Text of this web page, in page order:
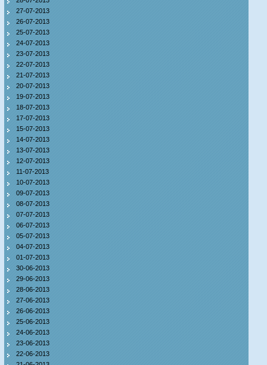
27-07-2013
26-07-2013
25-07-2013
24-07-2013
23-07-2013
22-07-2013
21-07-2013
20-07-2013
19-07-2013
18-07-2013
17-07-2013
15-07-2013
14-07-2013
13-07-2013
12-07-2013
11-07-2013
10-07-2013
09-07-2013
08-07-2013
07-07-2013
06-07-2013
05-07-2013
04-07-2013
01-07-2013
30-06-2013
29-06-2013
28-06-2013
27-06-2013
26-06-2013
25-06-2013
24-06-2013
23-06-2013
22-06-2013